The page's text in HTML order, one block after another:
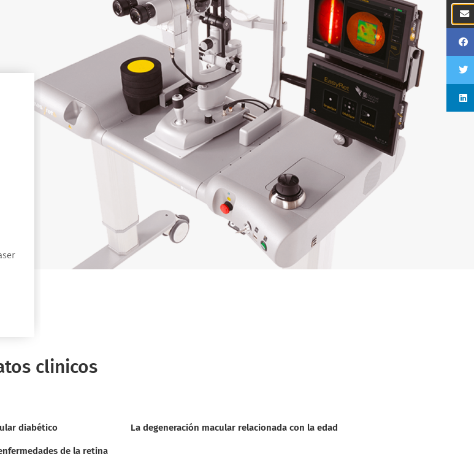
clinicos
diabético La degeneración macular relacionada con la edad
de la retina